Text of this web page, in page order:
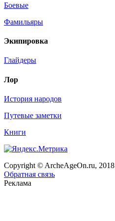
Боевые
Фамильяры
Экипировка
Глайдеры
Лор
История народов
Путевые заметки
Книги
Copyright © ArcheAgeOn.ru, 2018
Обратная связь
Реклама